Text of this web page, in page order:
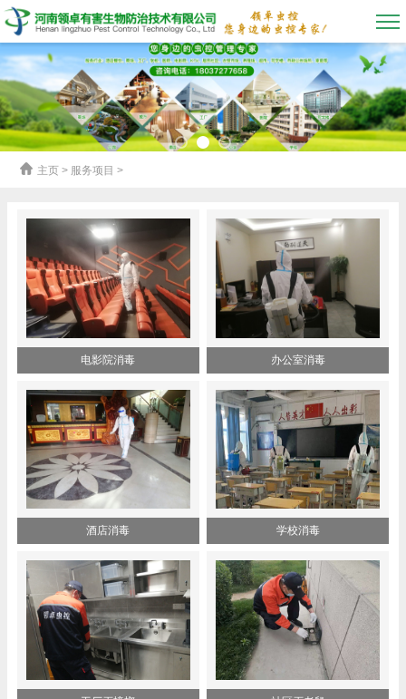
主页 > 服务项目 >
电影院消毒 办公室消毒
酒店消毒 学校消毒